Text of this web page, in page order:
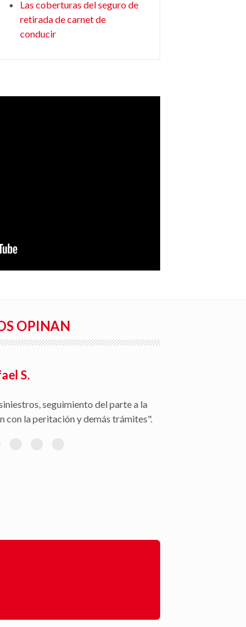
Las coberturas del seguro de
retirada de carnet de
conducir
OPINAN
S.
seguimiento del parte a la
con la peritación y demás trámites".